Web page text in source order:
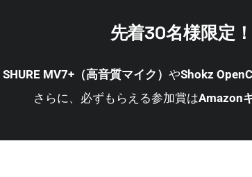
先着30名様限定
SHURE MV7+（高音質マイク） やShokz
さらに、必ずもらえる参加賞はAmazon